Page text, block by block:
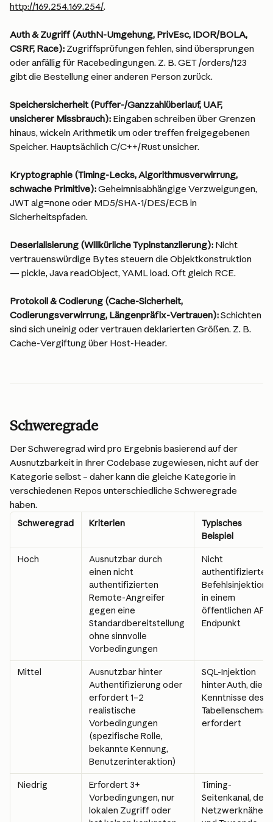
http://169.254.169.254/.
Auth & Zugriff (AuthN-Umgehung, PrivEsc, IDOR/BOLA,
CSRF, Race): Zugriffsprüfungen fehlen, sind übersprungen
oder anfällig für Racebedingungen. Z. B. GET /orders/123
gibt die Bestellung einer anderen Person zurück.
Speichersicherheit (Puffer-/Ganzzahlüberlauf, UAF,
unsicherer Missbrauch): Eingaben schreiben über Grenzen
hinaus, wickeln Arithmetik um oder treffen freigegebenen
Speicher. Hauptsächlich C/C++/Rust unsicher.
Kryptographie (Timing-Lecks, Algorithmusverwirrung,
schwache Primitive): Geheimnisabhängige Verzweigungen,
JWT alg=none oder MD5/SHA-1/DES/ECB in
Sicherheitspfaden.
Deserialisierung (Willkürliche Typinstanziierung): Nicht
vertrauenswürdige Bytes steuern die Objektkonstruktion
— pickle, Java readObject, YAML load. Oft gleich RCE.
Protokoll & Codierung (Cache-Sicherheit,
Codierungsverwirrung, Längenpräfix-Vertrauen): Schichten
sind sich uneinig oder vertrauen deklarierten Größen. Z. B.
Cache-Vergiftung über Host-Header.
Schweregrade
Der Schweregrad wird pro Ergebnis basierend auf der
Ausnutzbarkeit in Ihrer Codebase zugewiesen, nicht auf der
Kategorie selbst – daher kann die gleiche Kategorie in
verschiedenen Repos unterschiedliche Schweregrade
haben.
Schweregrad Kriterien
Typisches
Beispiel
Hoch
Ausnutzbar durch
einen nicht
authentifizierten
Remote-Angreifer
gegen eine
Standardbereitstellung
ohne sinnvolle
Vorbedingungen
Nicht
authentifizierte
Befehlsinjektion
in einem
öffentlichen API-
Endpunkt
Mittel
Ausnutzbar hinter
Authentifizierung oder
erfordert 1–2
realistische
Vorbedingungen
(spezifische Rolle,
bekannte Kennung,
Benutzerinteraktion)
SQL-Injektion
hinter Auth, die
Kenntnisse des
Tabellenschemas
erfordert
Niedrig
Erfordert 3+
Vorbedingungen, nur
lokalen Zugriff oder
Timing-
Seitenkanal, der
Netzwerknähe